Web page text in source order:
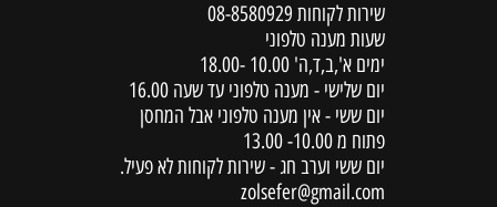
שירות לקוחות 08-8580929
שעות מענה טלפוני
ימים א',ב,ד,ה' 10.00 -18.00
יום שלישי - מענה טלפוני עד שעה 16.00
יום ששי - אין מענה טלפוני אבל המחסן
פתוח מ 10.00- 13.00
יום ששי וערב חג - שירות לקוחות לא פעיל.
zolsefer@gmail.com